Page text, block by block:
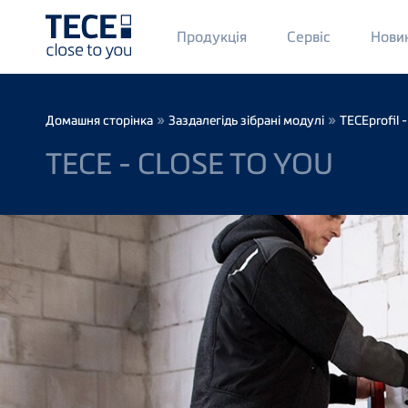
Main
Menü
1
Продукція Сервіс
Breadcrumb
Домашня сторінка » Заздалегідь зібрані модулі » TECEprofil
TECE - CLOSE TO YOU